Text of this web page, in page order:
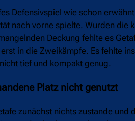
Defensivspiel wie schon
nach vorne spielte. Wurden die
Deckung fehlte es
in die Zweikämpfe. Es fehlte
tief und kompakt genug.
Platz nicht genutzt
zunächst nichts zustande